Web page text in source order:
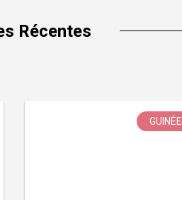
Récentes
GUINÉE